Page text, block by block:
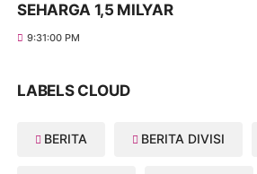
SEHARGA 1,5 MILYAR
9:31:00 PM
LABELS CLOUD
BERITA BERITA DIVISI